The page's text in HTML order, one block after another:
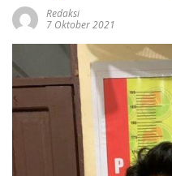
Redaksi
7 Oktober 2021